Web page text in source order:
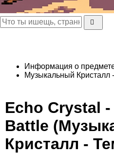
Информация о
Музыкальный Кристалл
Echo Crystal
Battle
Кристалл -